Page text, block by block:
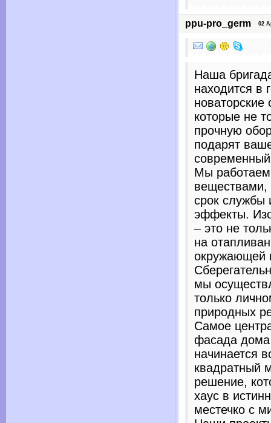
ppu-pro_germ 02
Наша
находится в
новаторские
которые не
прочную
подарят
Мы
веществами,
срок
эффекты.
– это не
на
окружающей
мы
только
природных
Самое
фасада
начинается
квадратный
решение,
хаус в
местечко с